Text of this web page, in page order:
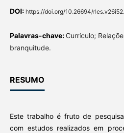
DOI: https://doi.org/10.26694/
Palavras-chave: Currículo;
branquitude.
RESUMO
Este trabalho é fruto de
com estudos realizados em